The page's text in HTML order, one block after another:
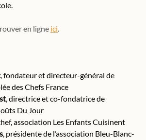
en ligne ici.
, fondateur et directeur-général de
des Chefs France
, directrice et co-fondatrice de
Du Jour
association Les Enfants Cuisinent
, présidente de l’association Bleu-Blanc-